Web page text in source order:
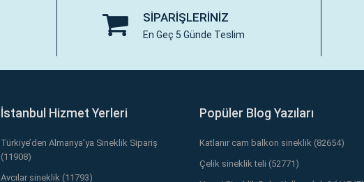
SIPARIŞLERINIZ
En Geç 5 Günde Teslim
İstanbul Hizmet Yerleri
Türkiye’den Almanya’ya Sineklik Sipariş
(11908)
Avcılar sineklik (11793)
Popüler Blog Yazıları
Katlanır cam balkon sineklik (82654)
Çelik sineklik teli (52771)